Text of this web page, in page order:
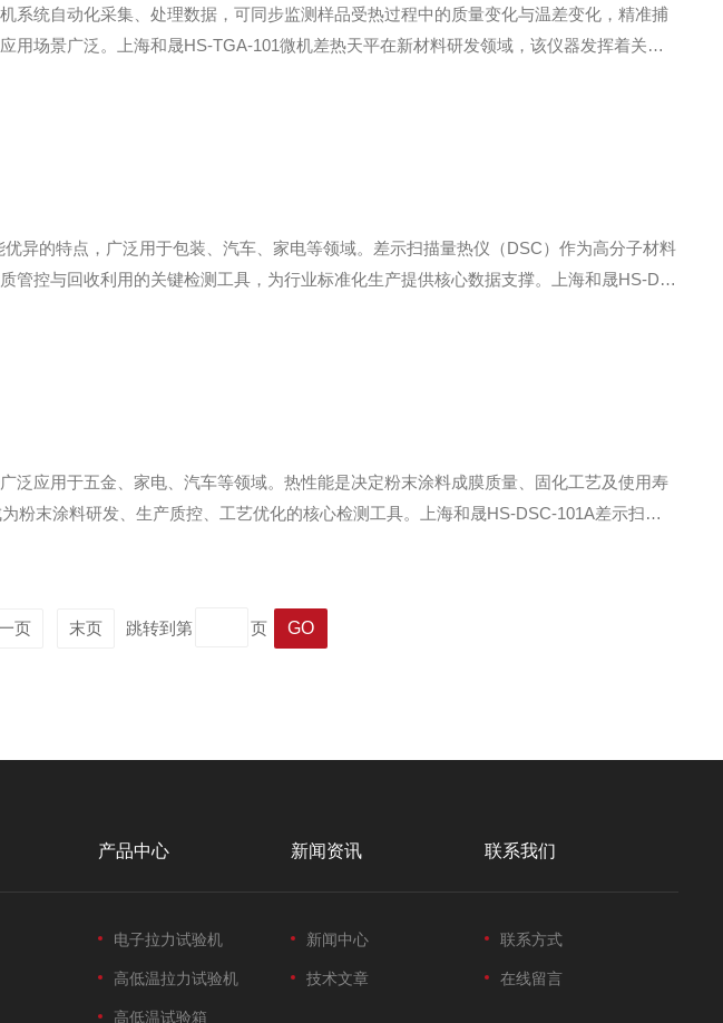
系统自动化采集、处理数据，可同步监测样品受热过程中的质量变化与温差变化，精准捕
场景广泛。上海和晟HS-TGA-101微机差热天平在新材料研发领域，该仪器发挥着关键
异的特点，广泛用于包装、汽车、家电等领域。差示扫描量热仪（DSC）作为高分子材料
管控与回收利用的关键检测工具，为行业标准化生产提供核心数据支撑。上海和晟HS-DS
泛应用于五金、家电、汽车等领域。热性能是决定粉末涂料成膜质量、固化工艺及使用寿
粉末涂料研发、生产质控、工艺优化的核心检测工具。上海和晟HS-DSC-101A差示扫描
页 末页 跳转到第 页
产品中心
电子拉力试验机
高低温拉力试验机
高低温试验箱
新闻资讯
新闻中心
技术文章
联系我们
联系方式
在线留言